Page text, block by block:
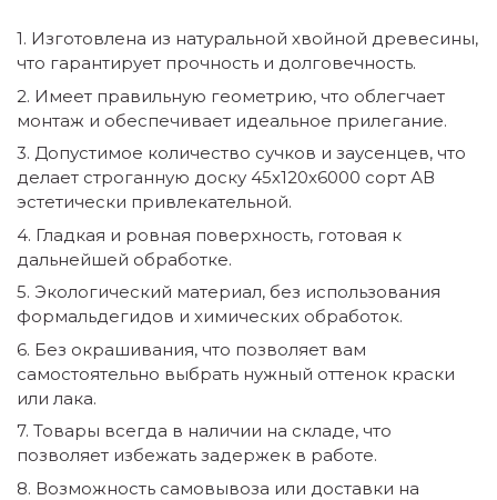
Изготовлена из натуральной хвойной древесины,
что гарантирует прочность и долговечность.
Имеет правильную геометрию, что облегчает
монтаж и обеспечивает идеальное прилегание.
Допустимое количество сучков и заусенцев, что
делает строганную доску 45х120х6000 сорт АВ
эстетически привлекательной.
Гладкая и ровная поверхность, готовая к
дальнейшей обработке.
Экологический материал, без использования
формальдегидов и химических обработок.
Без окрашивания, что позволяет вам
самостоятельно выбрать нужный оттенок краски
или лака.
Товары всегда в наличии на складе, что
позволяет избежать задержек в работе.
Возможность самовывоза или доставки на